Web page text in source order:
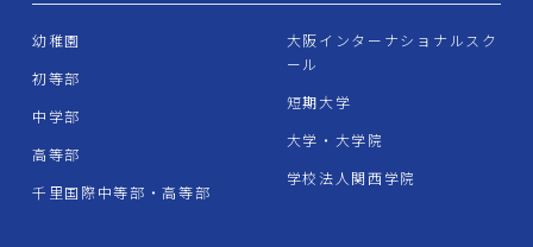
幼稚園
初等部
中学部
高等部
千里国際中等部・高等部
大阪インターナショナルスク
ール
短期大学
大学・大学院
学校法人関西学院